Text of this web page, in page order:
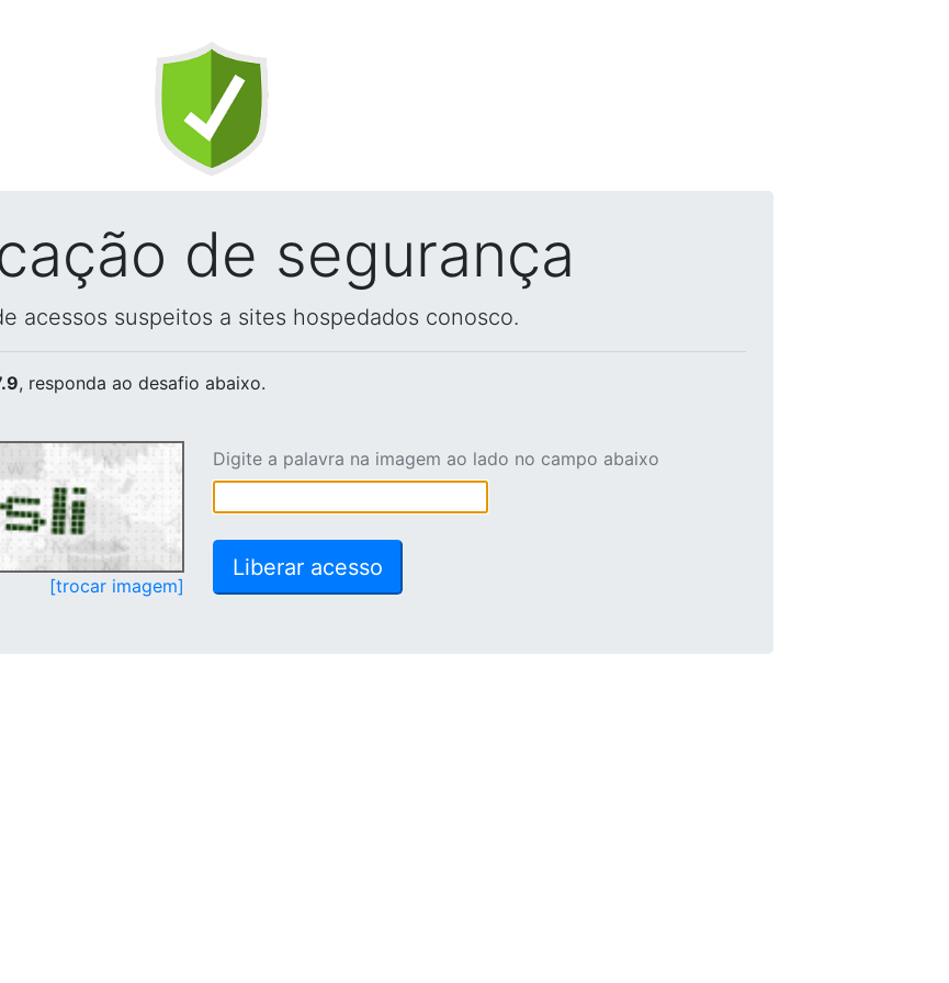
de segurança
acessos suspeitos a sites hospedados conosco.
, responda ao desafio abaixo.
[trocar imagem]
Digite a palavra na imagem ao lado no campo abaixo